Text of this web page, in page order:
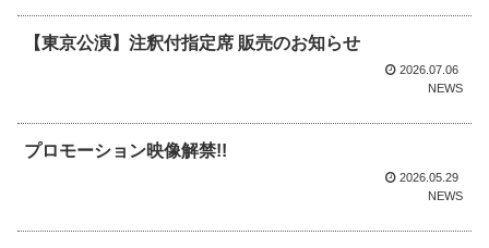
【東京公演】注釈付指定席 販売のお知らせ
2026.07.06
NEWS
プロモーション映像解禁!!
2026.05.29
NEWS